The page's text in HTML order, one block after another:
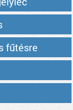
fűtésre